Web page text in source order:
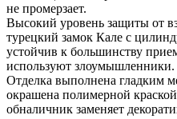
не промерзает.
Высокий уровень защиты от
турецкий замок Кале с
устойчив к большинству
используют злоумышленники.
Отделка выполнена гладким
окрашена полимерной
обналичник заменяет